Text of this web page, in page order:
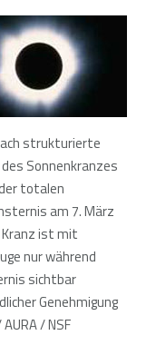
strukturierte
Sonnenkranzes
totalen
am 7. März
Kranz ist mit
nur während
sichtbar
Genehmigung
/ NSF